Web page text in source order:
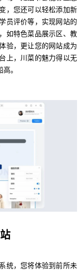
，您还可以轻松添加新
员评价等，实现网站的
如特色菜品展示区、教
验，更让您的网站成为
上，川菜的魅力得以无
。
统，您将体验到前所未